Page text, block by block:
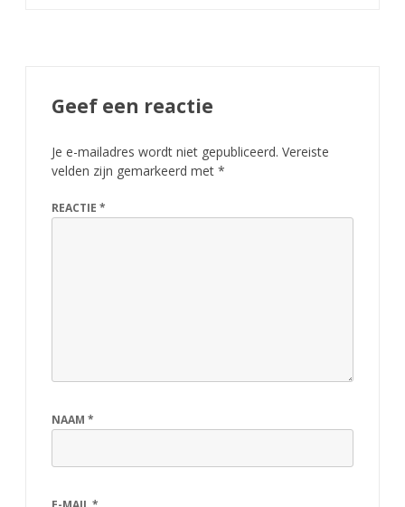
Geef een reactie
Je e-mailadres wordt niet gepubliceerd. Vereiste
velden zijn gemarkeerd met *
REACTIE *
NAAM *